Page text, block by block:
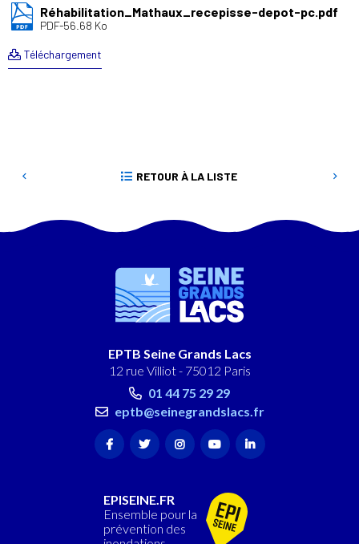
Réhabilitation_Mathaux_recepisse-depot-pc.pdf
PDF-56.68 Ko
Téléchargement
RETOUR À LA LISTE
EPTB Seine Grands Lacs
12 rue Villiot - 75012 Paris
01 44 75 29 29
eptb@seinegrandslacs.fr
EPISEINE.FR
Ensemble pour la
prévention des